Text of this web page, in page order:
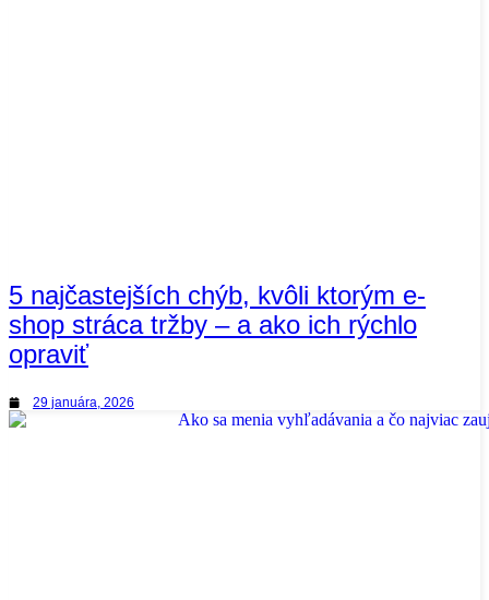
5 najčastejších chýb, kvôli ktorým e-
shop stráca tržby – a ako ich rýchlo
opraviť
29 januára, 2026